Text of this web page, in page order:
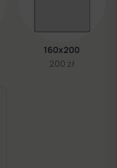
160x200
200 zł